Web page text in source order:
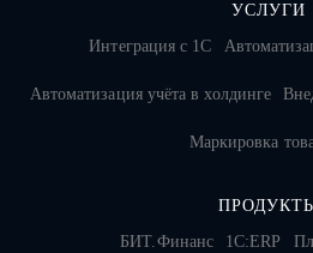
УСЛУГИ
Интеграция с 1С
Автоматизация учёта в холдинге
Маркировка
БИТ.Финанс
1С:ERP